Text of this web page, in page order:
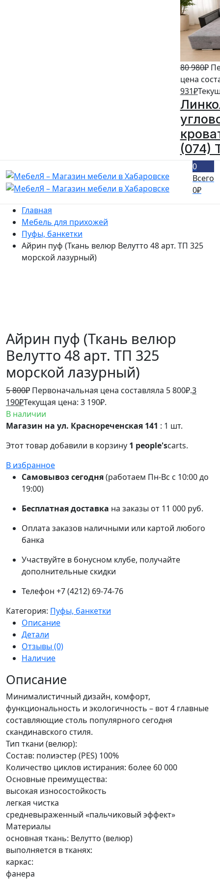
80 980₽
цена
931₽
(074)
0
Всего
0₽
Главная
Мебель для прихожей
Пуфы, банкетки
Айрин пуф (Ткань велюр Велутто 48 арт. ТП 325
морской лазурный)
Айрин пуф (Ткань велюр
Велутто 48 арт. ТП 325
морской лазурный)
5 800₽ Первоначальная цена составляла 5 800₽.3
190₽Текущая цена: 3 190₽.
В наличии
Магазин на ул. Краснореченская 141 : 1 шт.
Этот товар добавили в корзину 1 people'scarts.
В избранное
Самовывоз сегодня(работаем Пн-Вс с 10:00 до
19:00)
Бесплатная доставка на заказы от 11 000 руб.
Оплата заказов наличными или картой любого
банка
Участвуйте в бонусном клубе, получайте
дополнительные скидки
Телефон +7 (4212) 69-74-76
Категория: Пуфы, банкетки
Описание
Детали
Отзывы (0)
Наличие
Описание
Минималистичный дизайн, комфорт,
функциональность и экологичность – вот 4 главные
составляющие столь популярного сегодня
скандинавского стиля.
Тип ткани (велюр):
Состав: полиэстер (PES) 100%
Количество циклов истирания: более 60 000
Основные преимущества:
высокая износостойкость
легкая чистка
средневыраженный «пальчиковый эффект»
Материалы
основная ткань: Велутто (велюр)
выполняется в тканях:
каркас:
фанера